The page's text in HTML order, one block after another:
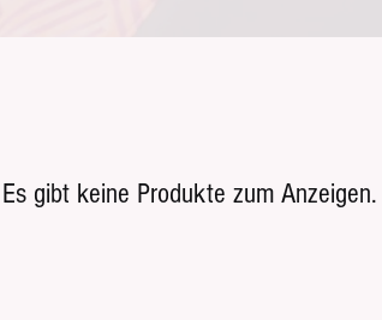
Es gibt keine Produkte zum Anzeigen.